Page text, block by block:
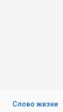
Слово жизни